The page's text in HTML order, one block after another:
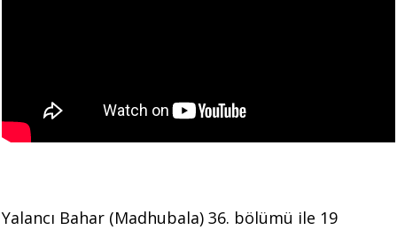
Yalancı Bahar (Madhubala) 36. bölümü ile 19